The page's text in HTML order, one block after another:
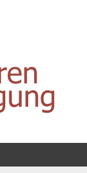
der Gymnasien in